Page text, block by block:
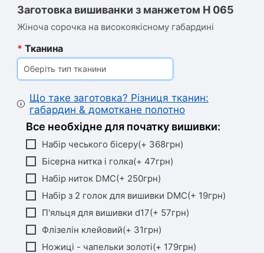
Заготовка вишиванки з манжетом Н 065
Жіноча сорочка на високоякісному габардині
* Тканина
Оберіть тип тканини
Що таке заготовка? Різниця тканин:
габардин & домоткане полотно
Все необхідне для початку вишивки:
Набір чеського бісеру(+ 368грн)
Бісерна нитка і голка(+ 47грн)
Набір ниток DMC(+ 250грн)
Набір з 2 голок для вишивки DMC(+ 19грн)
П'яльця для вишивки d17(+ 57грн)
Флізелін клейовий(+ 31грн)
Ножиці - чапельки золоті(+ 179грн)